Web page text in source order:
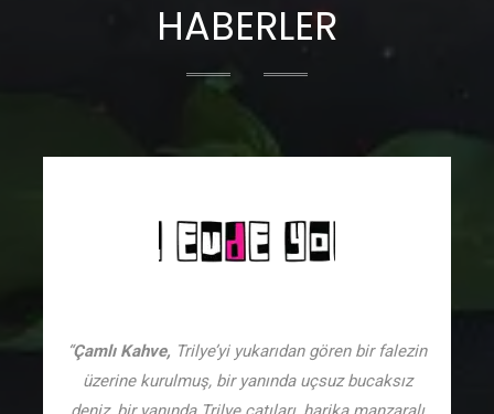
HABERLER
“Çamlı Kahve, Trilye’yi yukarıdan gören bir falezin
üzerine kurulmuş, bir yanında uçsuz bucaksız